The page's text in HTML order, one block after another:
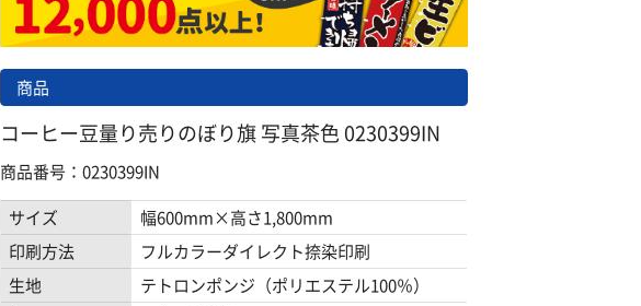
商品
コーヒー豆量り売りのぼり旗 写真茶色 0230399IN
商品番号：0230399IN
サイズ
幅600mm×高さ1,800mm
印刷方法
フルカラーダイレクト捺染印刷
生地
テトロンポンジ（ポリエステル100％）